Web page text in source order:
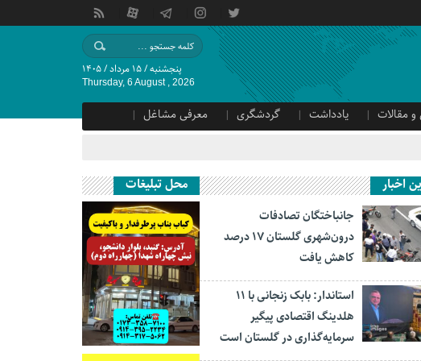
پنجشنبه / ۱۵ مرداد / ۱۴۰۵
Thursday, 6 August , 2026
مقالات یادداشت گردشگری
معرفی مشاغل
اخبار
جانباختگان تصادفات
درون‌شهری گلستان ۱۷ درصد
کاهش یافت
استاندار: بابک زنجانی با ۱۱
هلدینگ اقتصادی پیگیر
سرمایه‌گذاری در گلستان است
محل تبلیغات